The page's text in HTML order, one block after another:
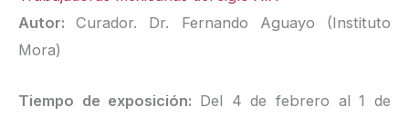
Autor:Curador. Dr. Fernando Aguayo (Instituto
Mora)
Tiempo de exposición: Del 4 de febrero al 1 de